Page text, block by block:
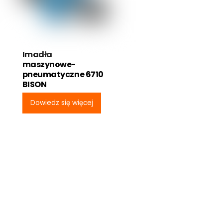
Imadła
maszynowe-
pneumatyczne 6710
BISON
Dowiedz się więcej